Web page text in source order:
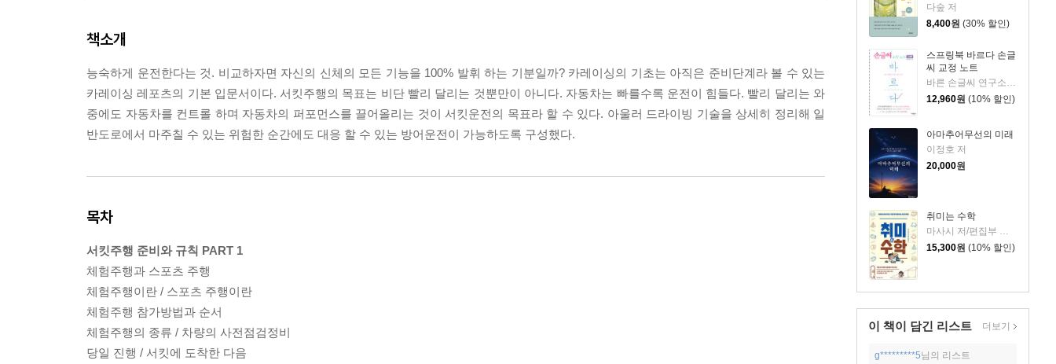
다숲 저
8,400원 (30% 할인)
스프링북 바르다 손글
씨 교정 노트
바른 손글씨 연구소 저
12,960원 (10% 할인)
아마추어무선의 미래
이정호 저
20,000원
취미는 수학
15,300원 (10% 할인)
이 책이 담긴 리스트 더보기
g*********5님의 리스트
책소개
능숙하게 운전한다는 것. 비교하자면 자신의 신체의 모든 기능을 100% 발휘 하는 기분일까? 카레이싱의 기초는 아직은 준비단계라 볼 수 있는
카레이싱 레포츠의 기본 입문서이다. 서킷주행의 목표는 비단 빨리 달리는 것뿐만이 아니다. 자동차는 빠를수록 운전이 힘들다. 빨리 달리는 와
중에도 자동차를 컨트롤 하며 자동차의 퍼포먼스를 끌어올리는 것이 서킷운전의 목표라 할 수 있다. 아울러 드라이빙 기술을 상세히 정리해 일
반도로에서 마주칠 수 있는 위험한 순간에도 대응 할 수 있는 방어운전이 가능하도록 구성했다.
목차
서킷주행 준비와 규칙 PART 1
체험주행과 스포츠 주행
체험주행이란 / 스포츠 주행이란
체험주행 참가방법과 순서
체험주행의 종류 / 차량의 사전점검정비
당일 진행 / 서킷에 도착한 다음